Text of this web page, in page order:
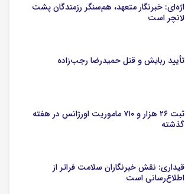
اژه‌ای: خبرنگار متعهد، هم‌سنگر رزمندگان پشت
لانچر است
تأیید ربایش و قتل حمیدرضا رجب‌زاده
ثبت ۲۶ هزار و ۷۱۰ ماموریت اورژانس در هفته
گذشته
قیداری: نقش خبرنگاران سلامت فراتر از
اطلاع‌رسانی است